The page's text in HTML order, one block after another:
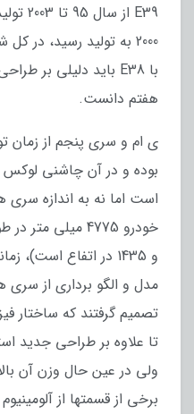
2000 به تولید رسید،
هفتم دانست.
ی ام و سری پنجم از زمان
بوده و در آن چاشنی
است اما نه به اندازه سری
و 1435 در اتفاع
مدل و الگو برداری از
تصمیم گرفتند که ساختار
تا علاوه بر طراحی جدید
ولی در عین حال وزن آن
برخی از قسمتها از